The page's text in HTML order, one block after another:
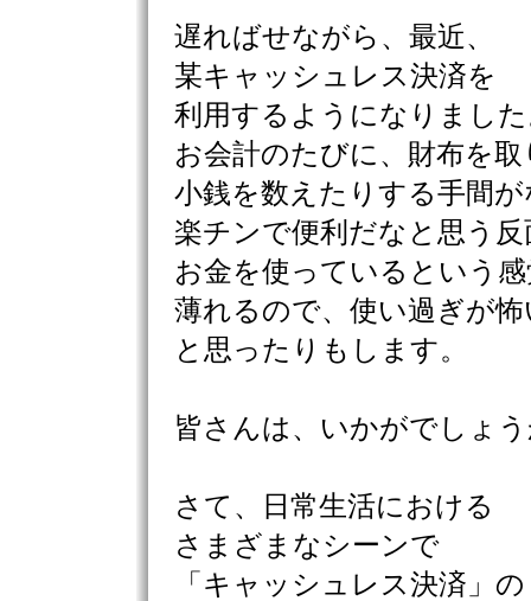
遅ればせながら、最近、
某キャッシュレス決済を
利用するようになりまし
お会計のたびに、財布を
小銭を数えたりする手間
楽チンで便利だなと思う反
お金を使っているという
薄れるので、使い過ぎが
と思ったりもします。
皆さんは、いかがでしょ
さて、日常生活における
さまざまなシーンで
「キャッシュレス決済」の